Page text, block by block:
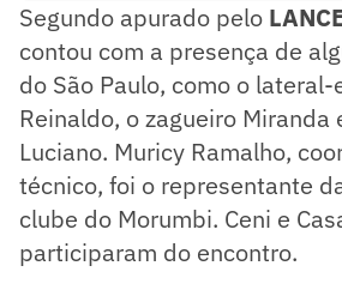
Segundo apurado pelo
contou com a presença de
do São Paulo, como o
Reinaldo, o zagueiro Miranda
Luciano. Muricy Ramalho,
técnico, foi o representante
clube do Morumbi. Ceni e
participaram do encontro.